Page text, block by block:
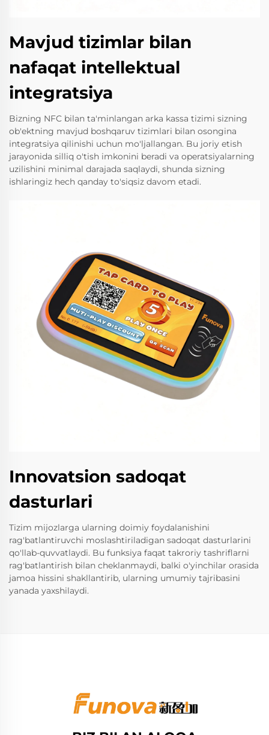
Mavjud tizimlar bilan
nafaqat intellektual
integratsiya
Bizning NFC bilan ta'minlangan arka kassa tizimi sizning
ob'ektning mavjud boshqaruv tizimlari bilan osongina
integratsiya qilinishi uchun mo'ljallangan. Bu joriy etish
jarayonida silliq o'tish imkonini beradi va operatsiyalarning
uzilishini minimal darajada saqlaydi, shunda sizning
ishlaringiz hech qanday to'siqsiz davom etadi.
Innovatsion sadoqat
dasturlari
Tizim mijozlarga ularning doimiy foydalanishini
rag'batlantiruvchi moslashtiriladigan sadoqat dasturlarini
qo'llab-quvvatlaydi. Bu funksiya faqat takroriy tashriflarni
rag'batlantirish bilan cheklanmaydi, balki o'yinchilar orasida
jamoa hissini shakllantirib, ularning umumiy tajribasini
yanada yaxshilaydi.